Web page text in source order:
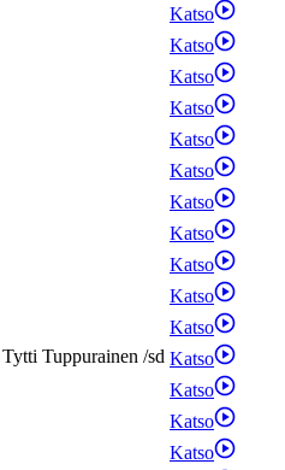
Katso
Katso
Katso
Katso
Katso
Katso
Katso
Katso
Katso
Katso
Katso
Tytti Tuppurainen /sd Katso
Katso
Katso
Katso